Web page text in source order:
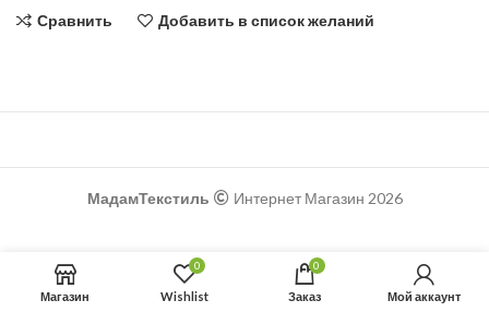
₽
Сравнить Добавить в список желаний
МадамТекстиль Интернет Магазин 2026
Магазин
0
Wishlist
0
Заказ Мой аккаунт